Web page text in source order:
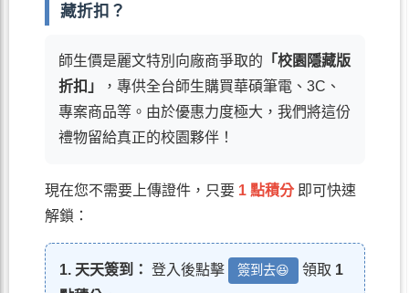
藏折扣？
師生價是麗文特別向廠商爭取的 「校園隱藏版
折扣」
，專供全台師生購買華碩筆電、3C、
專案商品等。由於優惠力度極大，我們將這份
禮物留給真正的校園夥伴！
現在您不需要上傳證件，只要 1 點積分即可快速
解鎖：
1. 天天簽到： 登入後點擊 簽到去😆 領取 1